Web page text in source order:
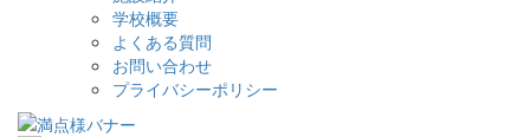
学校概要
よくある質問
お問い合わせ
プライバシーポリシー